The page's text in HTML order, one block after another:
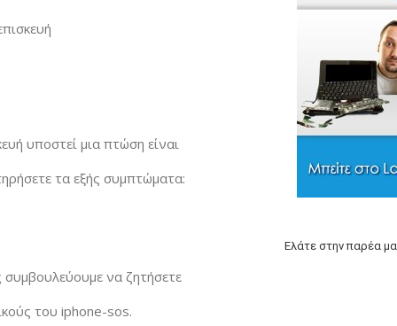
υποστεί μια πτώση είναι
τα εξής συμπτώματα:
να ζητήσετε
του iphone-sos.
Ελάτε στην παρέα